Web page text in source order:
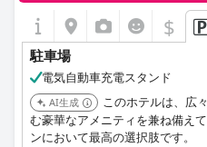
$
駐車場
電気自動車充電スタンド
AI生成
このホテルは、広
む豪華なアメニティを兼ね備え
ンにおいて最高の選択肢です。